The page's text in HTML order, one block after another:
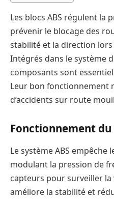
Les blocs ABS régulent la
prévenir le blocage des
stabilité et la direction
Intégrés dans le système
composants sont
Leur bon fonctionnement
d’accidents sur route
Fonctionnement du
Le système ABS empêche
modulant la pression de
capteurs pour surveiller la
améliore la stabilité et